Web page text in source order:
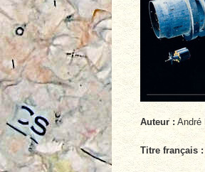
Auteur : André
Titre français :